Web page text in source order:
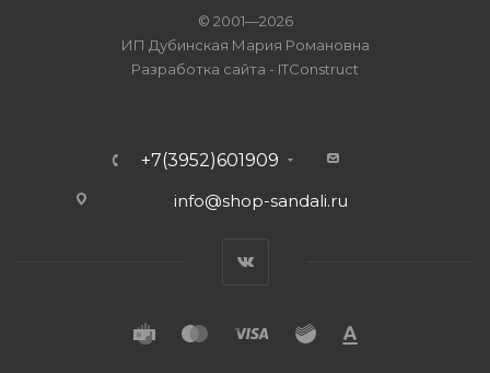
© 2001—2026
ИП Дубинская Мария Романовна
Разработка сайта - ITConstruct
+7(3952)601909
info@shop-sandali.ru